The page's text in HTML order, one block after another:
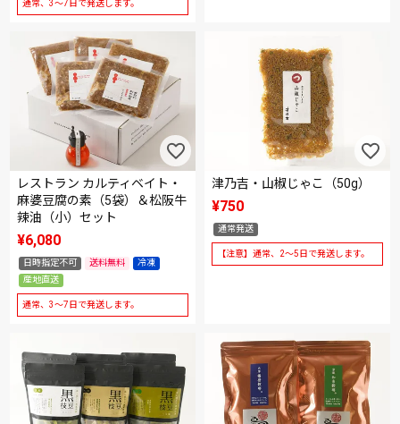
通常、3～7日で発送します。
レストラン カルティベイト・
麻婆豆腐の素（5袋）＆松阪牛
辣油（小）セット
¥6,080
日時指定不可 送料無料
冷凍
産地直送
通常、3～7日で発送します。
津乃吉・山椒じゃこ（50g）
¥750
通常発送
【注意】通常、2～5日で発送します。